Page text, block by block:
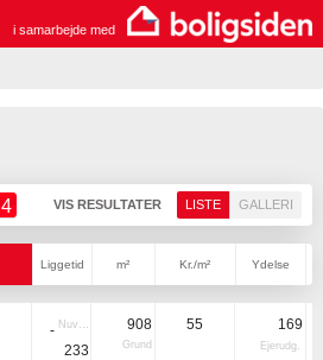
i samarbejde med
4 VIS RESULTATER LISTE GALLERI
Liggetid m² Kr./m² Ydelse
- Nuvær.
233
908
Grund
55 169
Ejerudg.